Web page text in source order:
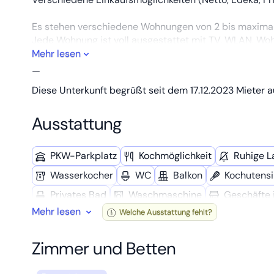
Es stehen verschiedene Wohnungen von 2 bis
Jede Wohnung ist voll ausgestattet mit TV, WLAN,
Kaffeemaschine, Spülmaschine, Toaster),
Eine Waschküche mit Waschmaschine, Trockner,
Ich würde mich freuen, Sie bei uns begrüßen zu dürfen.
Mehr lesen
—
Diese Unterkunft begrüßt seit dem 17.12.2023 Mieter
Ausstattung
PKW-Parkplatz Kochmöglich­keit Ruhige
Wasserkocher
WC Balkon
Privates Bad
Wasch­maschine Geschäfte
Spül­maschine
Wanderwege
Mehr lesen Welche Ausstattung fehlt?
Zimmer und Betten